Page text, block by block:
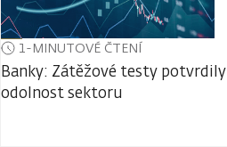
1-MINUTOVÉ ČTENÍ
Banky: Zátěžové testy potvrdily
odolnost sektoru